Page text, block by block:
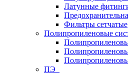
Латунные
Фильтры сетчатые
Полипропиленовые
ПЭ